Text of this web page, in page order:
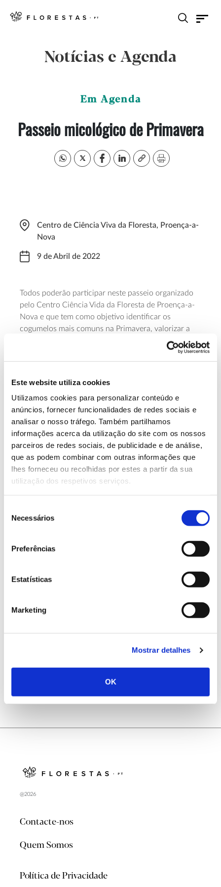
Este website utiliza cookies
Utilizamos cookies para personalizar conteúdo e
anúncios, fornecer funcionalidades de redes sociais e
analisar o nosso tráfego. Também partilhamos
informações acerca da utilização do site com os nossos
parceiros de redes sociais, de publicidade e de análise,
que as podem combinar com outras informações que
lhes forneceu ou recolhidas por estes a partir da sua
utilização dos respetivos serviços.
Necessários
Preferências
Estatísticas
Marketing
Mostrar detalhes
OK
Notícias e Agenda
Em Agenda
Passeio micológico de Primavera
Centro de Ciência Viva da Floresta, Proença-a-
Nova
9 de Abril de 2022
Todos poderão participar neste passeio organizado
pelo Centro Ciência Vida da Floresta de Proença-a-
Nova e que tem como objetivo identificar os
cogumelos mais comuns na Primavera, valorizar a
importância da micologia e do potencial ecológico
dos cogumelos, bem como promover as boas
práticas na colheita dos cogumelos. Esta atividade
ser feitaaqui.
Saiba mais sobre esta iniciativa
13.07.2026
Genoma do priolo e de outras espécies em risco:
conhecer para conservar
Registar galhas de Trichi em acácia-das-espigas:
25.06.2026
Natureza e florestas procuram jovens voluntários
@2026
Contacte-nos
Quem Somos
Política de Privacidade